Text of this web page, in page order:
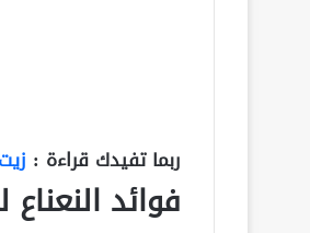
ربما تفيدك قراءة : زيت
فوائد